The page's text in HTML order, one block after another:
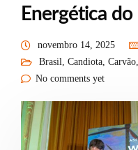
Energética do
novembro 14, 2025
Brasil, Candiota, Carvão,
No comments yet